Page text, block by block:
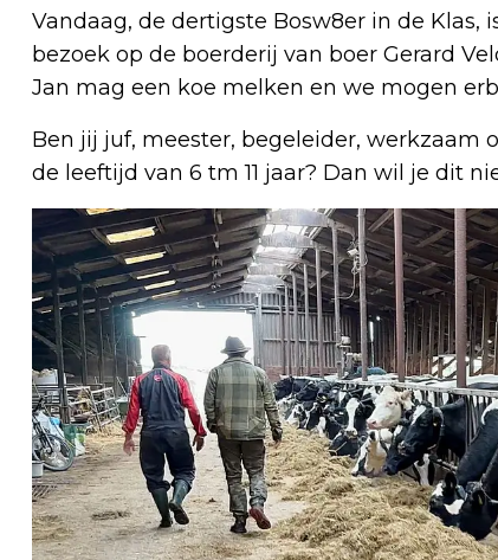
Vandaag, de dertigste Bosw8er in de
bezoek op de boerderij van boer Gerard
Jan mag een koe melken en we mogen
Ben jij juf, meester, begeleider, werkzaam
de leeftijd van 6 tm 11 jaar? Dan wil je dit